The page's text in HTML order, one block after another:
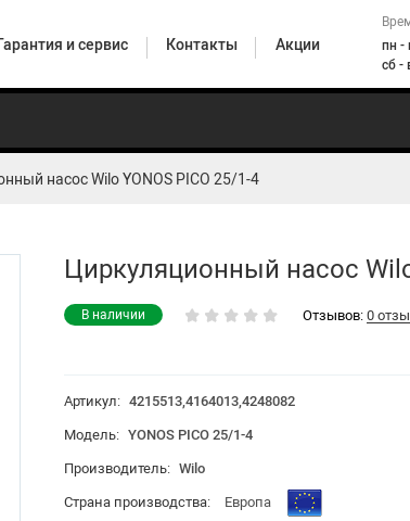
и сервис Контакты Акции
пн -
сб -
колодцев
станции
HiMulti 5
насос Wilo YONOS PICO 25/1-4
Циркуляционный насос
В наличии Отзывов: 0
Артикул: 4215513,4164013,4248082
Модель: YONOS PICO 25/1-4
Производитель: Wilo
Страна производства: Европа